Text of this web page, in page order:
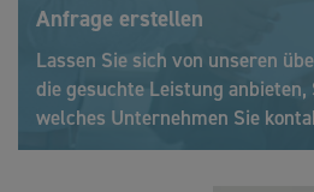
Anfrage erstellen
Lassen Sie sich von unseren
die gesuchte Leistung anbieten,
welches Unternehmen Sie